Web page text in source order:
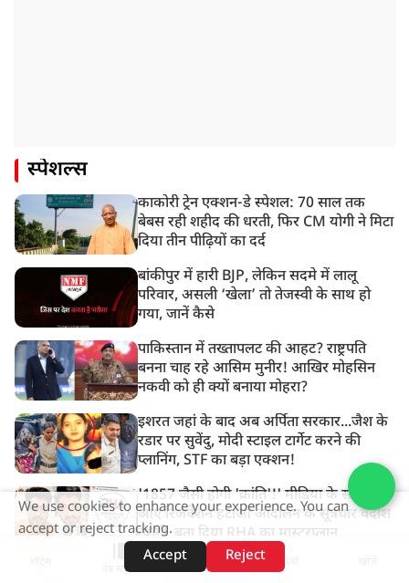
स्पेशल्स
काकोरी ट्रेन एक्शन-डे स्पेशल: 70 साल तक
बेबस रही शहीद की धरती, फिर CM योगी ने मिटा
दिया तीन पीढ़ियों का दर्द
बांकीपुर में हारी BJP, लेकिन सदमे में लालू
परिवार, असली ‘खेला’ तो तेजस्वी के साथ हो
गया, जानें कैसे
पाकिस्तान में तख्तापलट की आहट? राष्ट्रपति
बनना चाह रहे आसिम मुनीर! आखिर मोहसिन
नकवी को ही क्यों बनाया मोहरा?
इशरत जहां के बाद अब अर्पिता सरकार...जैश के
रडार पर सुवेंदु, मोदी स्टाइल टार्गेट करने की
प्लानिंग, STF का बड़ा एक्शन!
'1857 जैसी होगी 'क्रांति'!' मीडिया के सामने
आए रिजर्वेशन हटाओ आंदोलन के सूत्रधार वेदांश
त्यागी, बता दिया RHA का मास्टरप्लान
वेब स्टोरीज़
We use cookies to enhance your experience. You can
accept or reject tracking.
Accept
Reject